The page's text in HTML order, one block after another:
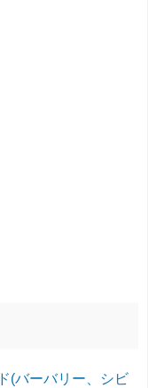
(バーバリー、シビ